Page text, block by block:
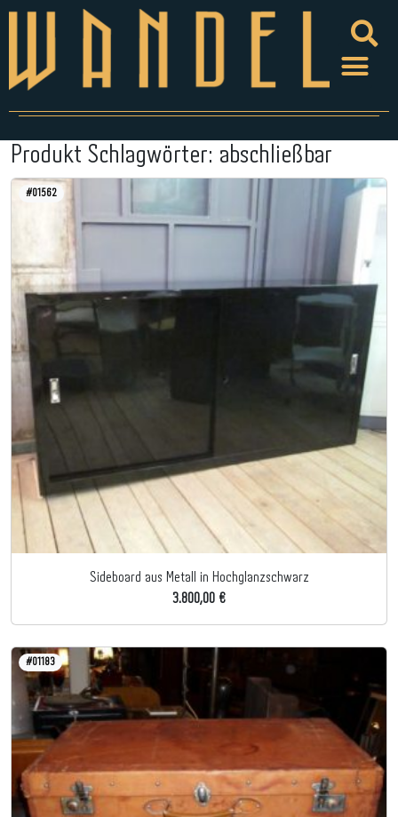
Produkt Schlagwörter: abschließbar
#01562
Sideboard aus Metall in Hochglanzschwarz
3.800,00 €
#01183